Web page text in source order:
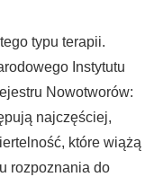
typu terapii.
Instytutu
Nowotworów:
najczęściej,
które wiążą
rozpoznania do